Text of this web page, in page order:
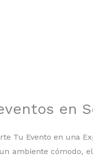
en
Tu Evento en una
ambiente cómodo,